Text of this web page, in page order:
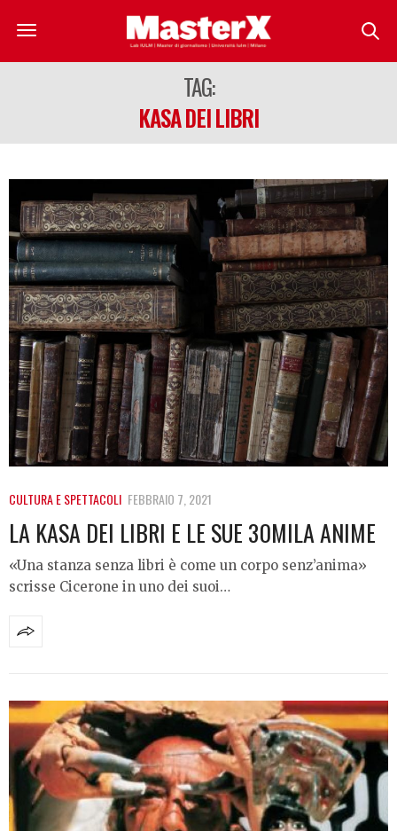
TAG:
KASA DEI LIBRI
CULTURA E SPETTACOLI FEBBRAIO 7, 2021
LA KASA DEI LIBRI E LE SUE 30MILA ANIME
«Una stanza senza libri è come un corpo senz’anima»
scrisse Cicerone in uno dei suoi…